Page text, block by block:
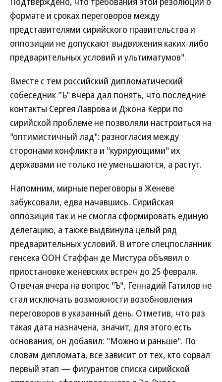
формате и сроках переговоров между
представителями сирийского правительства и
оппозиции не допускают выдвижения каких-либо
предварительных условий и ультиматумов".
Вместе с тем российский дипломатический
собеседник "Ъ" вчера дал понять, что последние
контакты Сергея Лаврова и Джона Керри по
сирийской проблеме не позволяли настроиться на
"оптимистичный лад": разногласия между
сторонами конфликта и "курирующими" их
державами не только не уменьшаются, а растут.
Напомним, мирные переговоры в Женеве
забуксовали, едва начавшись. Сирийская
оппозиция так и не смогла сформировать единую
делегацию, а также выдвинула целый ряд
предварительных условий. В итоге спецпосланник
генсека ООН Стаффан де Мистура объявил о
приостановке женевских встреч до 25 февраля.
Отвечая вчера на вопрос "Ъ", Геннадий Гатилов не
стал исключать возможности возобновления
переговоров в указанный день. Отметив, что раз
такая дата назначена, значит, для этого есть
основания, он добавил: "Можно и раньше". По
словам дипломата, все зависит от тех, кто сорвал
первый этап — фигурантов списка сирийской